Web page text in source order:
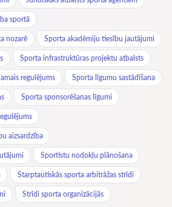
sportā
nozarē Sporta akadēmiju tiesību jautājumi
Sporta infrastruktūras projektu atbalsts
regulējums Sporta līgumu sastādīšana
Sporta sponsorēšanas līgumi
aizsardzība
Sportistu nodokļu plānošana
Starptautiskās sporta arbitrāžas strīdi
Strīdi sporta organizācijās